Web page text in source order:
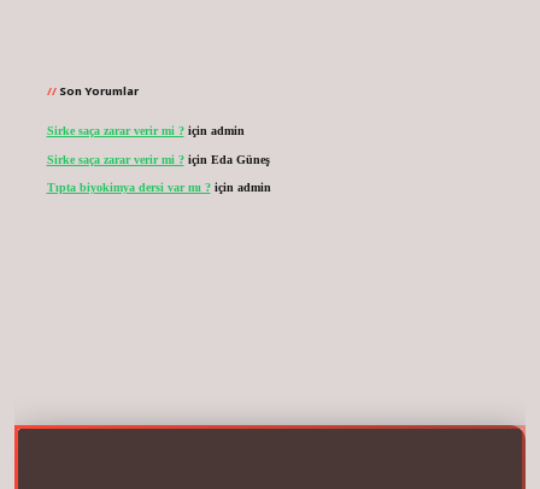
Son Yorumlar
Sirke saça zarar verir mi ?için admin
Sirke saça zarar verir mi ?için Eda Güneş
Tıpta biyokimya dersi var mı ?için admin